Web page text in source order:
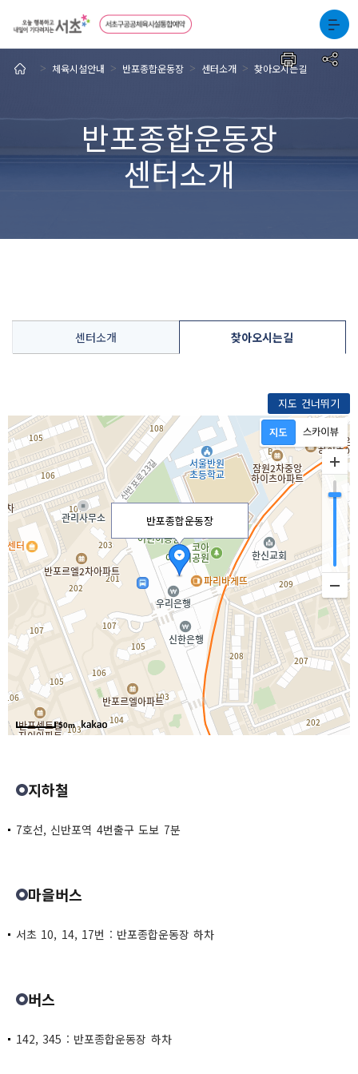
반포종합운동장
센터소개
> 체육시설안내 > 반포종합운동장 > 센터소개 > 찾아오시는길
센터소개 찾아오시는길
지도 건너뛰기
반포종합운동장
50m
지하철
7호선, 신반포역 4번출구 도보 7분
마을버스
서초 10, 14, 17번 : 반포종합운동장 하차
버스
142, 345 : 반포종합운동장 하차